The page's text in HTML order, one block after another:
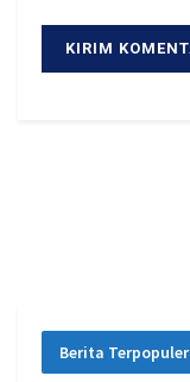
Berita Terpopuler